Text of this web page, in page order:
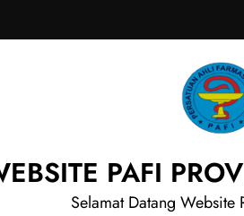
PAFI
Selamat Datang Website